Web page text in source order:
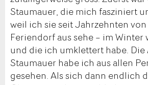
Staumauer, die mich fasziniert
weil ich sie seit Jahrzehnten
Feriendorf aus sehe – im Winter
und die ich umklettert habe.
Staumauer habe ich aus allen
gesehen. Als sich dann endlich